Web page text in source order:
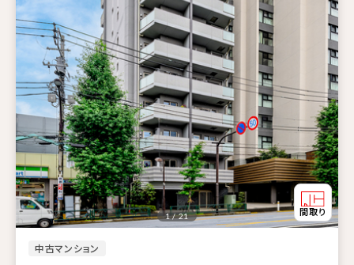
中古マンション
1 / 21